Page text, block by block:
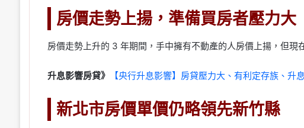
房價走勢上揚，準備買房者壓力大
房價走勢上升的 3 年期間，手中擁有不動產的人房價上揚，但現
升息影響房貸》 【央行升息影響】房貸壓力大、有利定存族、升
新北市房價單價仍略領先新竹縣